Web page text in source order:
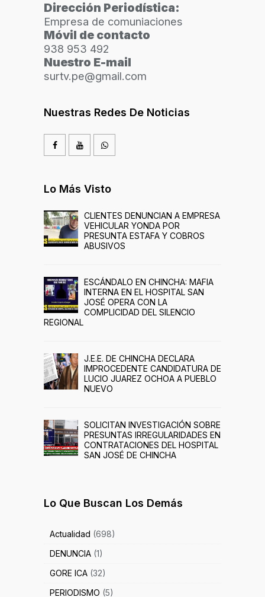
Dirección Periodística:
Empresa de comuniaciones
Móvil de contacto
938 953 492
Nuestro E-mail
surtv.pe@gmail.com
Nuestras Redes De Noticias
Lo Más Visto
CLIENTES DENUNCIAN A EMPRESA
VEHICULAR YONDA POR
PRESUNTA ESTAFA Y COBROS
ABUSIVOS
ESCÁNDALO EN CHINCHA: MAFIA
INTERNA EN EL HOSPITAL SAN
JOSÉ OPERA CON LA
COMPLICIDAD DEL SILENCIO
REGIONAL
J.E.E. DE CHINCHA DECLARA
IMPROCEDENTE CANDIDATURA DE
LUCIO JUAREZ OCHOA A PUEBLO
NUEVO
SOLICITAN INVESTIGACIÓN SOBRE
PRESUNTAS IRREGULARIDADES EN
CONTRATACIONES DEL HOSPITAL
SAN JOSÉ DE CHINCHA
Lo Que Buscan Los Demás
Actualidad (698)
DENUNCIA (1)
GORE ICA (32)
PERIODISMO (5)